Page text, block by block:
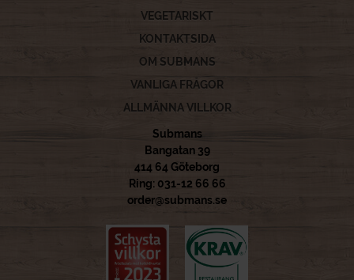
VEGETARISKT
KONTAKTSIDA
OM SUBMANS
VANLIGA FRÅGOR
ALLMÄNNA VILLKOR
Submans
Bangatan 39
414 64 Göteborg
Ring: 031-12 66 66
order@submans.se